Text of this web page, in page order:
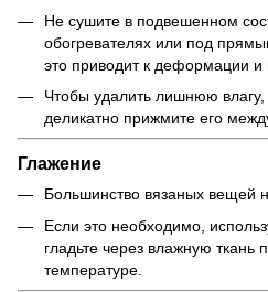
Не сушите в подвешенном
обогревателях или под
это приводит к деформации и
Чтобы удалить лишнюю
деликатно прижмите его
Глажение
Большинство вязаных вещей
Если это необходимо,
гладьте через влажную ткань
температуре.